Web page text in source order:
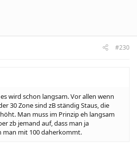
#230
wird schon langsam. Vor allen wenn
30 Zone sind zB ständig Staus, die
Man muss im Prinzip eh langsam
zb jemand auf, dass man ja
man mit 100 daherkommt.